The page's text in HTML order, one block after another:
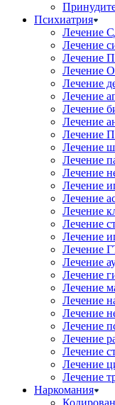
Психиатрия
Лечение
Лечение
Лечение
Лечение
Лечение
Лечение
Лечение
Лечение
Лечение
Лечение
Лечение
Лечение
Лечение
Лечение
Лечение
Лечение
Лечение
Лечение
Лечение
Лечение
Лечение
Лечение
Лечение
Лечение
Лечение
Лечение
Лечение
Лечение
Наркомания